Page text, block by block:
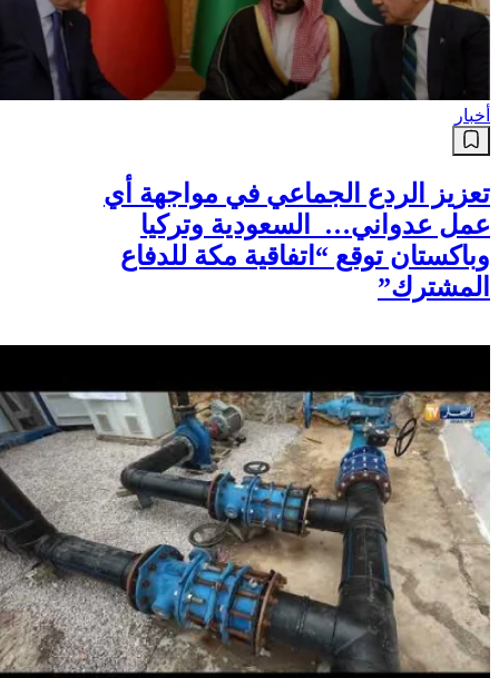
موجة حر تصل إلى 45 درجة
أخبار
تعزيز الردع الجماعي في مواجهة أي
عمل عدواني… السعودية وتركيا
وباكستان توقع “اتفاقية مكة للدفاع
المشترك”